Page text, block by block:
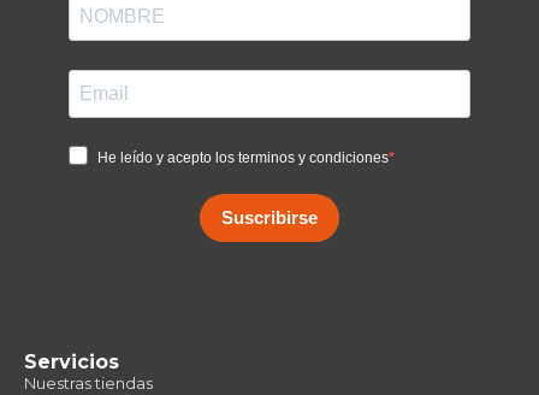
He leído y acepto los terminos y condiciones
Suscribirse
Servicios
Nuestras tiendas